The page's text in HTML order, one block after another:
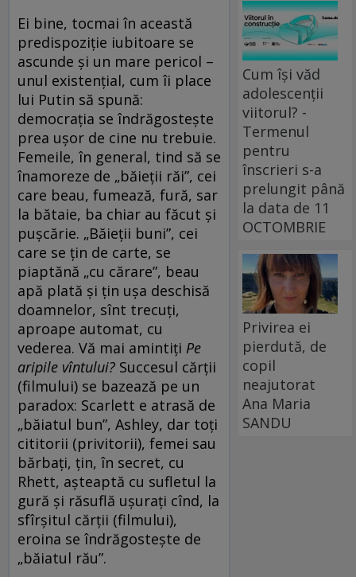
Ei bine, tocmai în această
predispoziție iubitoare se
ascunde și un mare pericol –
unul existențial, cum îi place
lui Putin să spună:
democrația se îndrăgostește
prea ușor de cine nu trebuie.
Femeile, în general, tind să se
înamoreze de „băieții răi”, cei
care beau, fumează, fură, sar
la bătaie, ba chiar au făcut și
pușcărie. „Băieții buni”, cei
care se țin de carte, se
piaptănă „cu cărare”, beau
apă plată și țin ușa deschisă
doamnelor, sînt trecuți,
aproape automat, cu
vederea. Vă mai amintiți Pe
aripile vîntului? Succesul cărții
(filmului) se bazează pe un
paradox: Scarlett e atrasă de
„băiatul bun”, Ashley, dar toți
cititorii (privitorii), femei sau
bărbați, țin, în secret, cu
Rhett, așteaptă cu sufletul la
gură și răsuflă ușurați cînd, la
sfîrșitul cărții (filmului),
eroina se îndrăgostește de
„băiatul rău”.
Cum își văd
adolescenții
viitorul? -
Termenul
pentru
înscrieri s-a
prelungit până
la data de 11
OCTOMBRIE
Privirea ei
pierdută, de
copil
neajutorat
Ana Maria
SANDU